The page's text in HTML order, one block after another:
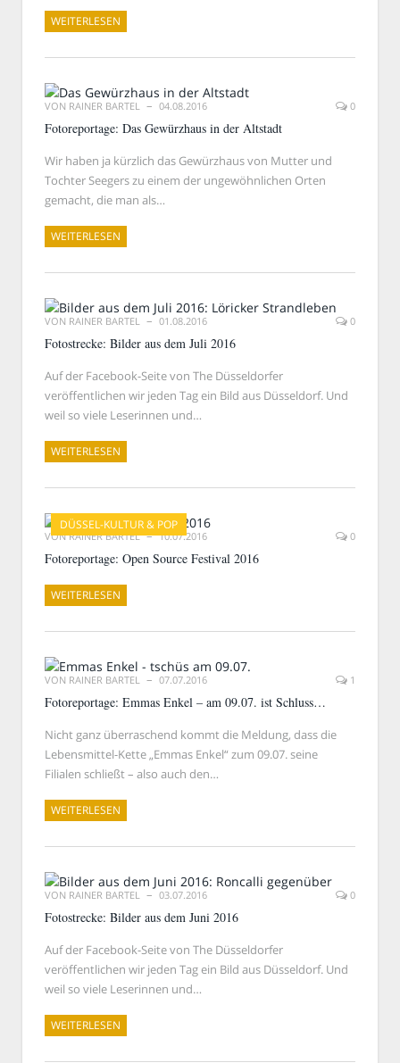
WEITERLESEN
VON RAINER BARTEL 04.08.2016 0
Fotoreportage: Das Gewürzhaus in der Altstadt
Wir haben ja kürzlich das Gewürzhaus von Mutter und
Tochter Seegers zu einem der ungewöhnlichen Orten
gemacht, die man als…
WEITERLESEN
VON RAINER BARTEL 01.08.2016 0
Fotostrecke: Bilder aus dem Juli 2016
Auf der Facebook-Seite von The Düsseldorfer
veröffentlichen wir jeden Tag ein Bild aus Düsseldorf. Und
weil so viele Leserinnen und…
WEITERLESEN
DÜSSEL-KULTUR & POP
VONRAINER BARTEL 10.07.2016 0
Fotoreportage: Open Source Festival 2016
WEITERLESEN
VON RAINER BARTEL 07.07.2016 1
Fotoreportage: Emmas Enkel – am 09.07. ist Schluss…
Nicht ganz überraschend kommt die Meldung, dass die
Lebensmittel-Kette „Emmas Enkel“ zum 09.07. seine
Filialen schließt – also auch den…
WEITERLESEN
VON RAINER BARTEL 03.07.2016 0
Fotostrecke: Bilder aus dem Juni 2016
Auf der Facebook-Seite von The Düsseldorfer
veröffentlichen wir jeden Tag ein Bild aus Düsseldorf. Und
weil so viele Leserinnen und…
WEITERLESEN